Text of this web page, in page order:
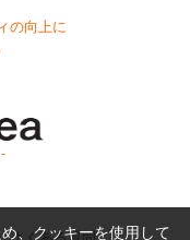
の向上に
、クッキーを使用して